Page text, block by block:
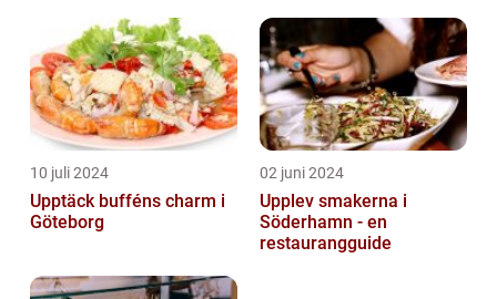
10 juli 2024
Upptäck bufféns charm i
Göteborg
02 juni 2024
Upplev smakerna i
Söderhamn - en
restaurangguide